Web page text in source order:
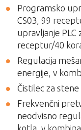
Programsko
CS03, 99
upravljanje
receptur/40
Regulacija
energije, v
Čistilec za
Frekvenčni
neodvisno
kotla, v